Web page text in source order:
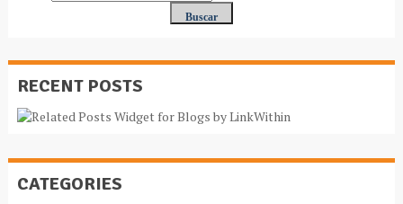
RECENT POSTS
CATEGORIES